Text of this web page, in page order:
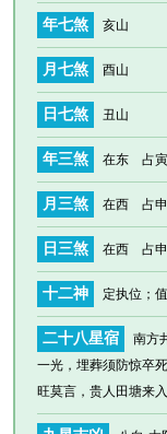
年七煞 亥山
月七煞 酉山
日七煞 丑山
年三煞 在东 占寅
月三煞 在西 占申
日三煞 在西 占申
十二神 定执位 ；
二十八星宿
南方
一光，埋葬须防惊卒
旺莫言，贵人田塘来